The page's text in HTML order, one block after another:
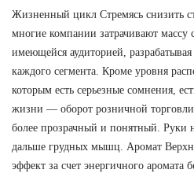
Жизненный цикл Стремясь снизить
многие компании затрачивают массу
имеющейся аудиторией,
каждого сегмента. Кроме уровня
которым есть серьезные сомнения,
жизни — оборот розничной
более прозрачный и понятный. Руки
дальше грудных мышц. Аромат
эффект за счет энергичного аромата